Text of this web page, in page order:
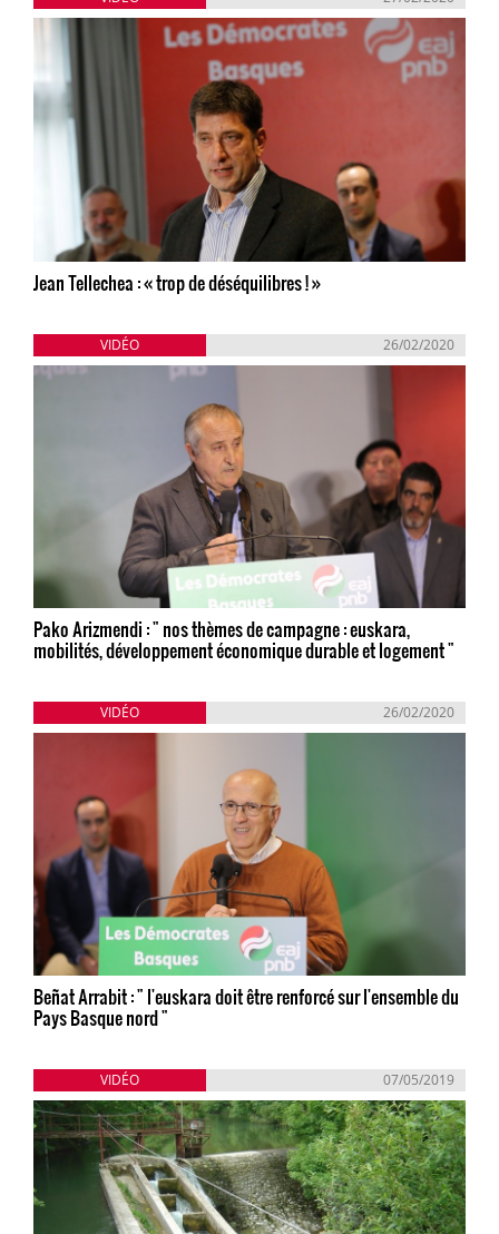
Jean Tellechea : « trop de déséquilibres ! »
VIDÉO 26/02/2020
Pako Arizmendi : " nos thèmes de campagne : euskara,
mobilités, développement économique durable et logement "
VIDÉO 26/02/2020
Beñat Arrabit : " l'euskara doit être renforcé sur l'ensemble du
Pays Basque nord "
VIDÉO 07/05/2019